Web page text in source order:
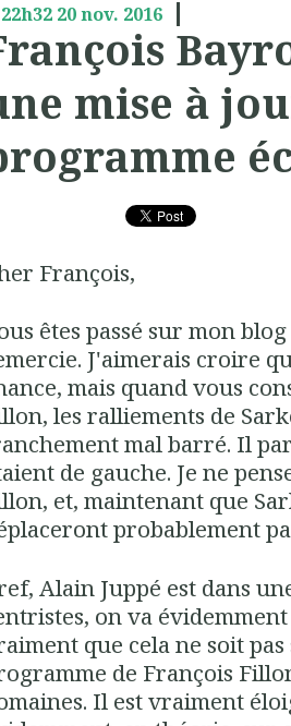
22h32 20nov. 2016
mise à
François,
êtes passé sur mon
J'aimerais croire
mais quand vous
les ralliements de
mal barré. Il
de gauche. Je ne
et, maintenant que
probablement
Alain Juppé est dans
on va
que cela ne soit
de François
Il est vraiment